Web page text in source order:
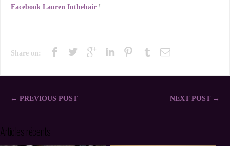
Facebook Lauren Inthehair !
Share on:
← PREVIOUS POST NEXT POST →
Articles récents